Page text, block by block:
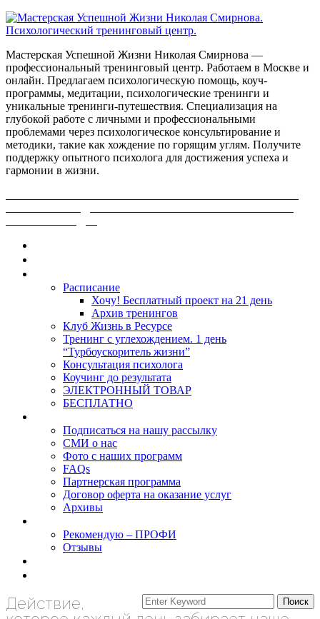
Мастерская Успешной Жизни Николая Смирнова —
профессиональный тренинговый центр. Работаем в Москве и
онлайн. Предлагаем психологическую помощь, коуч-
программы, медитации, психологические тренинги и
уникальные тренинги-путешествия. Специализация на
глубокой работе с личными и профессиональными
проблемами через психологическое консультирование и
методики, такие как хождение по горящим углям. Получите
поддержку опытного психолога для достижения успеха и
гармонии в жизни.
Расписание
Хочу! Бесплатный проект на 21 день
Архив тренингов
Клуб Жизнь в Ресурсе
Тренинг с углехождением. 1 день
“Турбоускоритель жизни”
Консультация психолога
Коучинг до результата
ЭЛЕКТРОННЫЙ ТОВАР
БЕСПЛАТНО
Подписаться на нашу рассылку
СМИ о нас
Фото с наших программ
FAQs
Партнерская программа
Договор оферта на оказание услуг
Архивы
Рекомендую – ПРОФИ
Отзывы
Действие,